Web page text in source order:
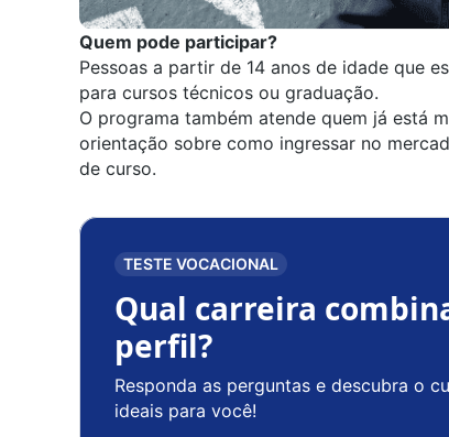
Quem pode participar?
Pessoas a partir de 14 anos de idade que
para cursos técnicos ou graduação.
O programa também atende quem já está
orientação sobre como ingressar no
de curso.
TESTE VOCACIONAL
Qual carreira
perfil?
Responda as perguntas e descubra o
ideais para você!